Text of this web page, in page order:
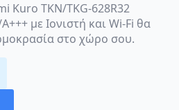
Kuro TKN/TKG-628R32
με Ιονιστή και Wi-Fi θα
στο χώρο σου.